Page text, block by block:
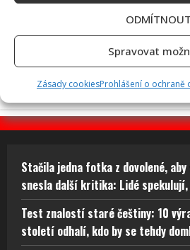
ODMÍTNOUT
Spravovat
Zásady cookiesProhlášení o ochraně
Petr Kotvald a Stanislav Hložek
důchodech: Oba si stále musí
Stačila jedna fotka z dovolené, aby
snesla další kritika: Lidé spekulují,
Test znalostí staré češtiny: 10
století odhalí, kdo by se tehdy